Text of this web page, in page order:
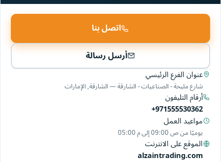
اتصل بنا
أرسل رسالة
عنوان الفرع الرئيسي
شارع مليحة - الصناعيات - الشارقة — الشارقة, الإمارات
أرقام التليفون
+971555530362
مواعيد العمل
يوميًا من09:00 ص إلى05:00 م
الموقع على الانترنت
alzaintrading.com